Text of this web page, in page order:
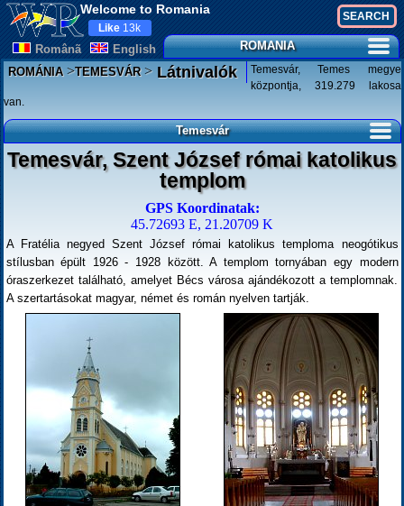
Welcome to Romania
Românã English
Like 13k
ROMANIA
ROMÁNIA>TEMESVÁR>Látnivalók
Temesvár, Temes megye
központja, 319.279 lakosa
van.
Temesvár
Temesvár, Szent József római katolikus
templom
GPS Koordinatak:
45.72693 E, 21.20709 K
A Fratélia negyed Szent József római katolikus temploma neogótikus
stílusban épült 1926 - 1928 között. A templom tornyában egy modern
óraszerkezet található, amelyet Bécs városa ajándékozott a templomnak.
A szertartásokat magyar, német és román nyelven tartják.